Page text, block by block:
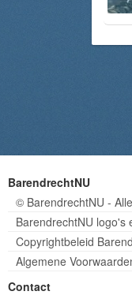
BarendrechtNU
© BarendrechtNU -
BarendrechtNU logo's
Copyrightbeleid
Algemene
Contact